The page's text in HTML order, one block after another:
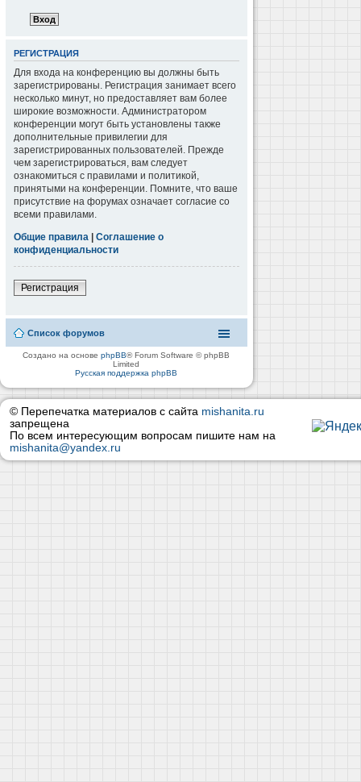
РЕГИСТРАЦИЯ
Для входа на конференцию вы должны быть
зарегистрированы. Регистрация занимает всего
несколько минут, но предоставляет вам более
широкие возможности. Администратором
конференции могут быть установлены также
дополнительные привилегии для
зарегистрированных пользователей. Прежде
чем зарегистрироваться, вам следует
ознакомиться с правилами и политикой,
принятыми на конференции. Помните, что ваше
присутствие на форумах означает согласие со
всеми правилами.
Общие правила | Соглашение о
конфиденциальности
Регистрация
Список форумов
Создано на основеphpBB® Forum Software © phpBB
Limited
Русская поддержка phpBB
© Перепечатка материалов с сайта mishanita.ru
запрещена
По всем интересующим вопросам пишите нам на
mishanita@yandex.ru